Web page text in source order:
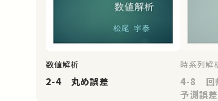
数値解析
2-4 丸め誤差
時系列解
4-8 回
予測誤差